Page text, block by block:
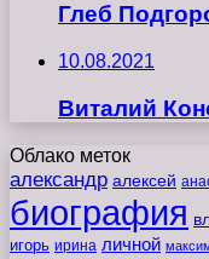
Глеб
10.08.2021
Виталий
Облако меток
александр алексей
биография
игорь ирина личной